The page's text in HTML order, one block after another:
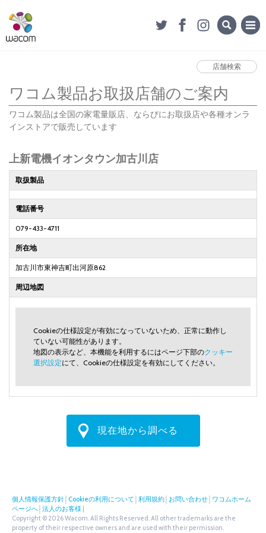
店舗検索
ワコム製品お取扱店舗のご案内
ワコム製品は全国の家電量販店、ならびにお取扱店や各種オンラ
インストアで販売しています
上新電機イオンタウン加古川店
取扱製品
電話番号
079-433-4711
所在地
加古川市東神吉町出河原862
周辺地図
Cookieの仕様設定が有効になっていないため、正常に動作し
ていない可能性があります。
地図の表示など、本機能を利用するにはページ下部のクッキー
選択設定にて、Cookieの仕様設定を有効にしてください。
現在地から調べる
個人情報保護方針 Cookieの利用について 利用規約 お問い合わせ ワコムホーム
ページへ 法人のお客様
Copyright © 2026 Wacom. All Rights Reserved. All other trademarks are the
property of their respective owners and are used with their permission.